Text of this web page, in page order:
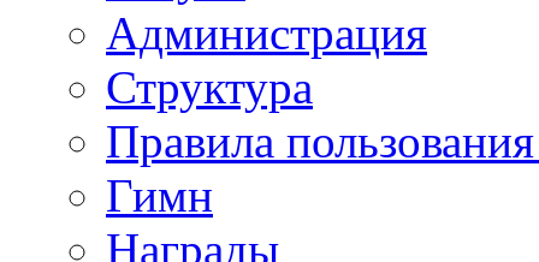
Администрация
Структура
Правила
Гимн
Награды